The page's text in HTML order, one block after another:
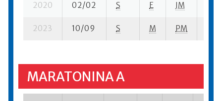
2020 02/02 S E JM
2023 10/09 S M PM
MARATONINA A